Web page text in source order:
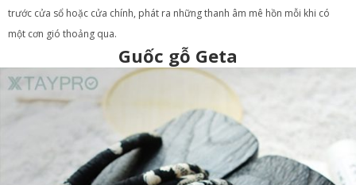
trước cửa sổ hoặc cửa chính, phát ra những thanh âm mê hồn mỗi khi có
một cơn gió thoảng qua.
Guốc gỗ Geta